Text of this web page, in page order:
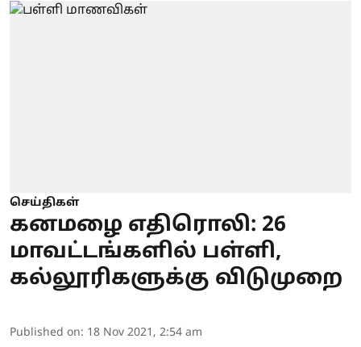
செய்திகள்
கனமழை எதிரொலி: 26
மாவட்டங்களில் பள்ளி,
கல்லூரிகளுக்கு விடுமுறை
Published on: 18 Nov 2021, 2:54 am